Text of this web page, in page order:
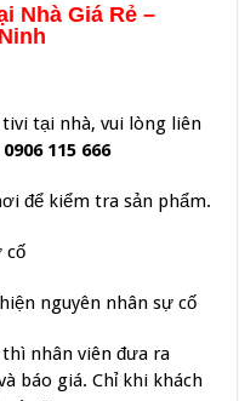
Nhà Giá Rẻ –
tivi tại nhà, vui lòng liên
0906 115 666
để kiểm tra sản phẩm.
cố
nguyên nhân sự cố
nhân viên đưa ra
báo giá. Chỉ khi khách